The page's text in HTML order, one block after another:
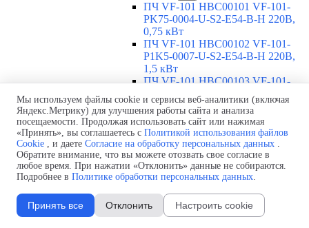
ПЧ VF-101 HBC00101 VF-101-
PK75-0004-U-S2-E54-B-H 220В,
0,75 кВт
ПЧ VF-101 HBC00102 VF-101-
P1K5-0007-U-S2-E54-B-H 220В,
1,5 кВт
ПЧ VF-101 HBC00103 VF-101-
P2K2-0010-U-S2-E54-B-H 220В,
2,2 кВт
ПЧ VF-101 HBC00104 VF-101-
P4K0-0016-U-S2-E54-B-H 220В, 4
кВт
ПЧ VF-101 HBC00105 VF-101-
P5K5-0020-U-S2-E54-B-H 220В,
5,5 кВт
ПЧ VF-101 HBC00106 VF-101-
P7K5-0030-U-S2-E54-B-H 220В,
7,5 кВт
Мы используем файлы cookie и сервисы веб-аналитики (включая
Яндекс.Метрику) для улучшения работы сайта и анализа
посещаемости. Продолжая использовать сайт или нажимая
«Принять», вы соглашаетесь с Политикой использования файлов
Cookie , и даете Согласие на обработку персональных данных .
Обратите внимание, что вы можете отозвать свое согласие в
любое время. При нажатии «Отклонить» данные не собираются.
Подробнее в Политике обработки персональных данных.
Принять все Отклонить Настроить cookie